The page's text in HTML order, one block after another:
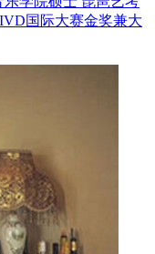
国际大赛金奖兼大